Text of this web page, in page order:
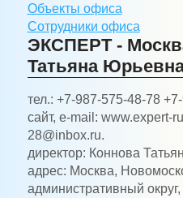
Объекты офиса
Сотрудники офиса
ЭКСПЕРТ -
Татьяна
тел.: +7-987-575-48-78
сайт, e-mail: www.expert-
28@inbox.ru.
директор: Коннова
адрес: Москва,
административный